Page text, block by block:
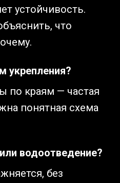
устойчивость.
что
укрепления?
по краям — частая
понятная схема
водоотведение?
без